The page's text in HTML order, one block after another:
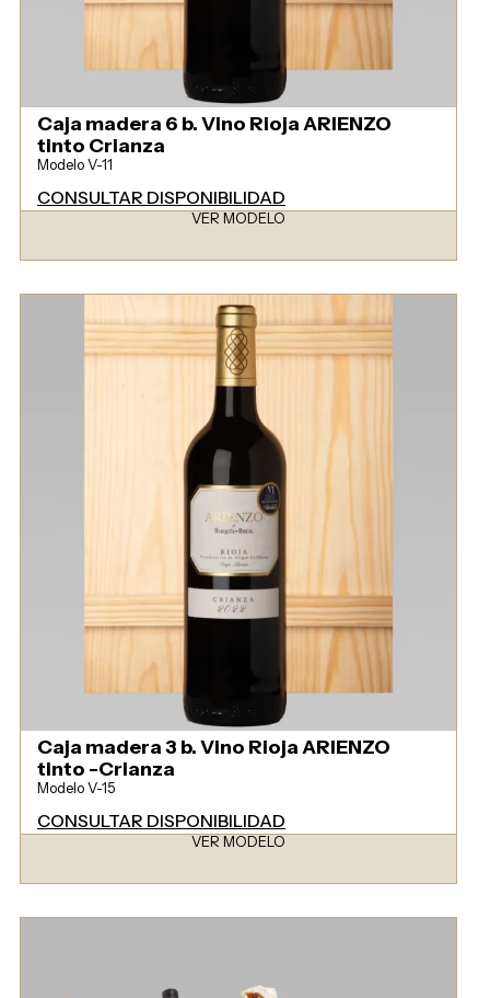
Caja madera 6 b. Vino Rioja ARIENZO
tinto Crianza
Modelo V-11
CONSULTAR DISPONIBILIDAD
VER MODELO
Caja madera 3 b. Vino Rioja ARIENZO
tinto -Crianza
Modelo V-15
CONSULTAR DISPONIBILIDAD
VER MODELO